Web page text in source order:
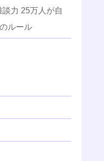
談力 25万人が自
ルール